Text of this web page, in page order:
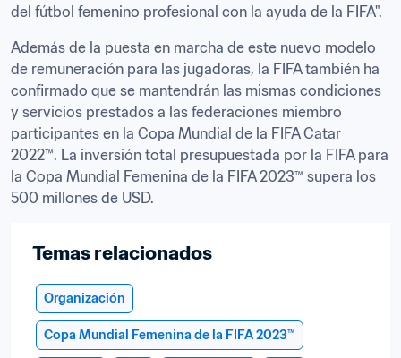
del fútbol femenino profesional con la ayuda de la FIFA".
Además de la puesta en marcha de este nuevo modelo
de remuneración para las jugadoras, la FIFA también ha
confirmado que se mantendrán las mismas condiciones
y servicios prestados a las federaciones miembro
participantes en la Copa Mundial de la FIFA Catar
2022™. La inversión total presupuestada por la FIFA para
la Copa Mundial Femenina de la FIFA 2023™ supera los
500 millones de USD.
Temas relacionados
Organización
Copa Mundial Femenina de la FIFA 2023™